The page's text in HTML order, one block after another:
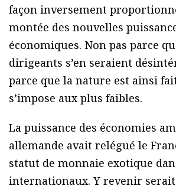
façon inversement
montée des nouvelles
économiques. Non pas parce
dirigeants s’en seraient
parce que la nature est ainsi
s’impose aux plus faibles.
La puissance des économies
allemande avait relégué le
statut de monnaie exotique
internationaux. Y revenir